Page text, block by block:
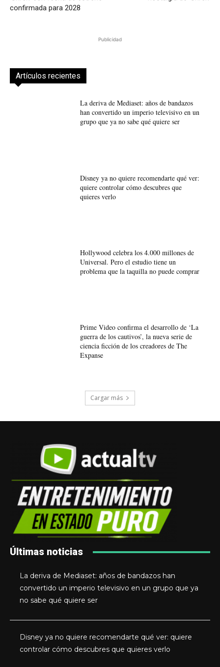
confirmada para 2028
Publicidad
Artículos recientes
La deriva de Mediaset: años de bandazos
han convertido un imperio televisivo en un
grupo que ya no sabe qué quiere ser
Disney ya no quiere recomendarte qué ver:
quiere controlar cómo descubres que
quieres verlo
Hollywood celebra los 4.000 millones de
Universal. Pero el estudio tiene un
problema que la taquilla no puede comprar
Prime Video confirma el desarrollo de ‘La
guerra de los cautivos’, la nueva serie de
ciencia ficción de los creadores de The
Expanse
Cargar más
Últimas noticias
La deriva de Mediaset: años de bandazos han
convertido un imperio televisivo en un grupo que ya
no sabe qué quiere ser
Disney ya no quiere recomendarte qué ver: quiere
controlar cómo descubres que quieres verlo